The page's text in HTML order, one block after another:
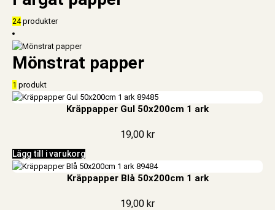
24produkter
Mönstrat papper
1 produkt
Kräppapper Gul 50x200cm 1 ark
19,00 kr
Lägg till i varukorg
Kräppapper Blå 50x200cm 1 ark
19,00 kr